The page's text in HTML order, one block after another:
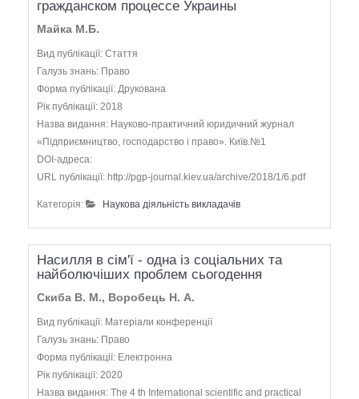
гражданском процессе Украины
Майка М.Б.
Вид публікації: Стаття
Галузь знань: Право
Форма публікації: Друкована
Рік публікації: 2018
Назва видання: Науково-практичний юридичний журнал
«Підприємництво, господарство і право». Київ.№1
DOI-адреса:
URL публікації: http://pgp-journal.kiev.ua/archive/2018/1/6.pdf
Категорія: Наукова діяльність викладачів
Насилля в сім'ї - одна із соціальних та
найболючіших проблем сьогодення
Скиба В. М., Воробець Н. А.
Вид публікації: Матеріали конференції
Галузь знань: Право
Форма публікації: Електронна
Рік публікації: 2020
Назва видання: The 4 th International scientific and practical